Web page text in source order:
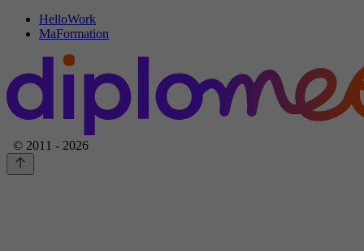
HelloWork
MaFormation
© 2011 - 2026